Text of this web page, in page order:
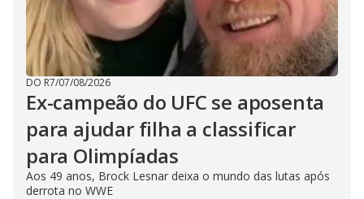
DO R7/07/08/2026
Ex-campeão do UFC se aposenta
para ajudar filha a classificar
para Olimpíadas
Aos 49 anos, Brock Lesnar deixa o mundo das lutas após
derrota no WWE